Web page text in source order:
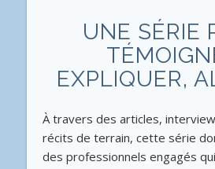
UNE SÉRIE
EXPLIQUER,
À travers des articles,
récits de terrain, cette série
des professionnels engagés